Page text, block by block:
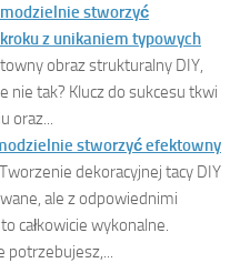
stworzyć
z unikaniem typowych
obraz strukturalny DIY,
nie tak? Klucz do sukcesu tkwi
stworzyć efektowny
Tworzenie dekoracyjnej tacy DIY
ale z odpowiednimi
całkowicie wykonalne.